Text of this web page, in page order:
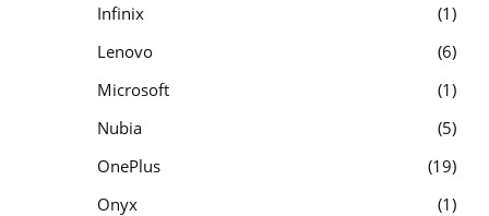
Infinix
1
Lenovo
6
Microsoft
1
Nubia
5
OnePlus
19
Onyx
1